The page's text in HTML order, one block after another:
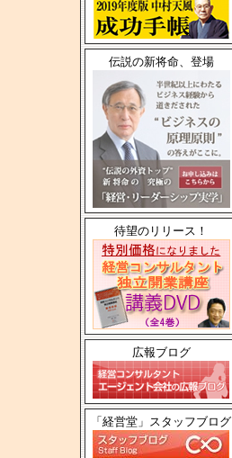
伝説の新将命、登場
待望のリリース！
広報ブログ
「経営堂」スタッフブログ